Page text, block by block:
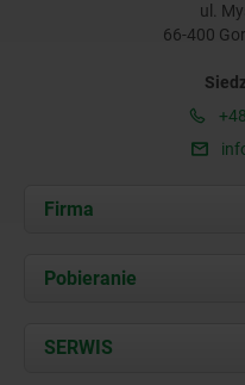
ul.
66-400
Firma
O nas
Kontakt
Pobieranie
Documents
SERWIS